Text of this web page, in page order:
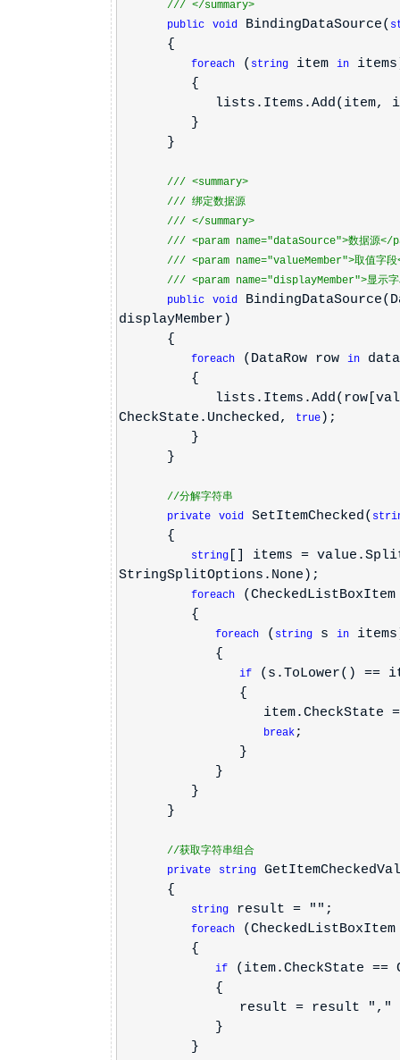
/// </summary>
public
void BindingDataSource(
{
foreach ( string item in
{
lists.Items.Add(item, item,
}
}
/// <summary>
/// 绑定数据源
/// </summary>
/// <param name="dataSource">数据源</
/// <param name="valueMember">取值字段
/// <param name="displayMember">显示
public
void
displayMember)
{
foreach (DataRow row in
{
CheckState.Unchecked,
true );
}
}
//分解字符串
private
void SetItemChecked(
{
string
[] items =
StringSplitOptions.None);
foreach
{
foreach ( string s in
{
if
(s.ToLower() ==
{
item.CheckState =
break ;
}
}
}
}
//获取字符串组合
private
string
{
string result = "";
foreach
{
if
(item.CheckState ==
{
result = result ","
}
}